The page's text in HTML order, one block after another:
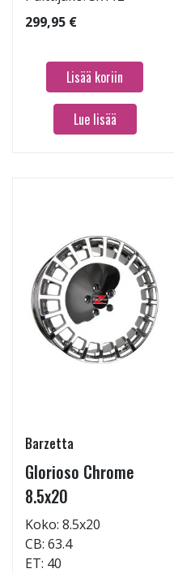
299,95 €
Lisää koriin
Lue lisää
Barzetta
Glorioso Chrome
8.5x20
Koko: 8.5x20
CB: 63.4
ET: 40